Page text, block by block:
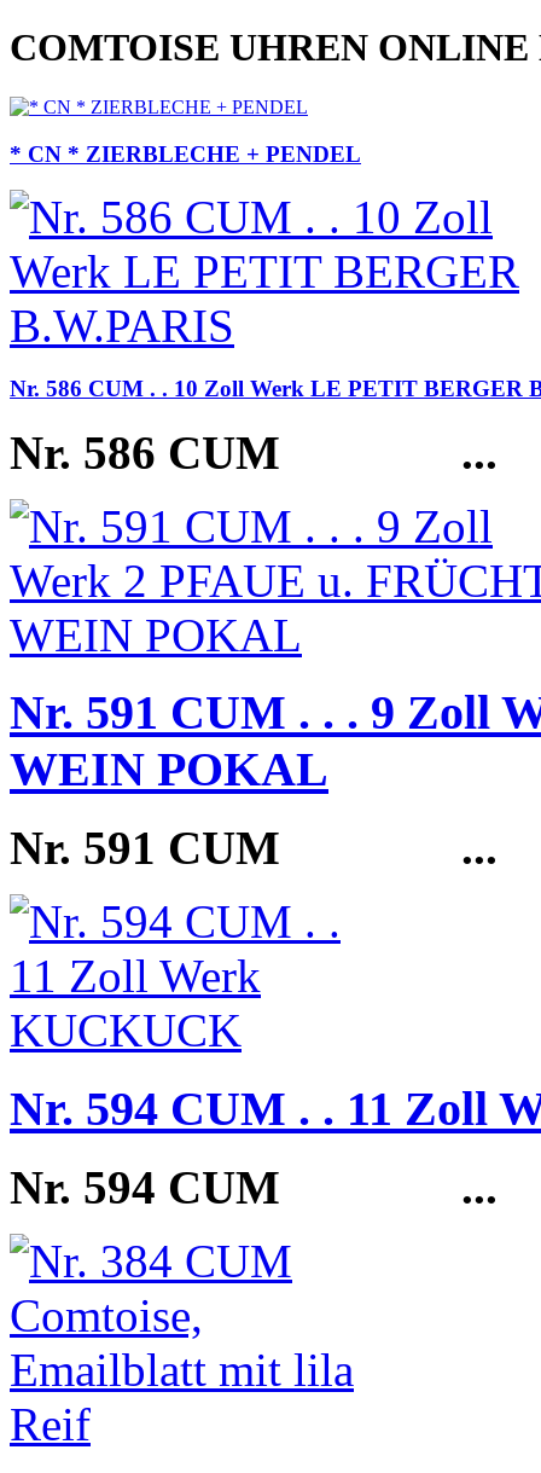
COMTOISE UHREN ONLINE
* CN * ZIERBLECHE + PENDEL
Nr. 586 CUM . . 10 Zoll Werk LE PETIT BERGER
Nr. 586 CUM ...
Nr. 591 CUM . . . 9 Zoll
WEIN POKAL
Nr. 591 CUM ...
Nr. 594 CUM . . 11 Zoll
Nr. 594 CUM ...